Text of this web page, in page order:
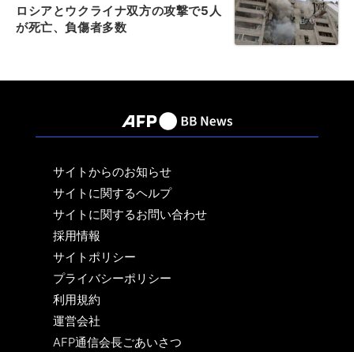
ロシアとウクライナ双方の攻撃で5人
が死亡、負傷者多数
サイトからのお知らせ
サイトに関するヘルプ
サイトに関するお問い合わせ
採用情報
サイトポリシー
プライバシーポリシー
利用規約
運営会社
AFP通信会長ごあいさつ